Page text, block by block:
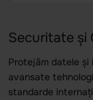
Securitate și
Protejăm datele și
avansate
standarde